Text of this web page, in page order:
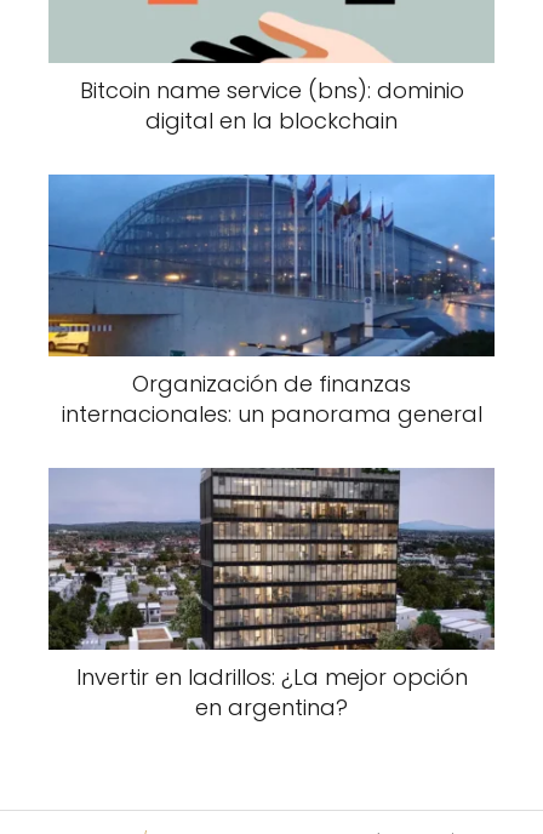
Bitcoin name service (bns): dominio
digital en la blockchain
Organización de finanzas
internacionales: un panorama general
Invertir en ladrillos: ¿La mejor opción
en argentina?